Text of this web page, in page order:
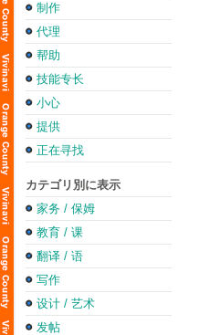
制作
代理
帮助
技能专长
小心
提供
正在寻找
カテゴリ別に表示
家务 / 保姆
教育 / 课
翻译 / 语
写作
设计 / 艺术
发帖